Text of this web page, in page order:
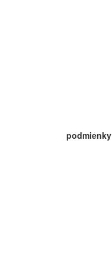
podmienky